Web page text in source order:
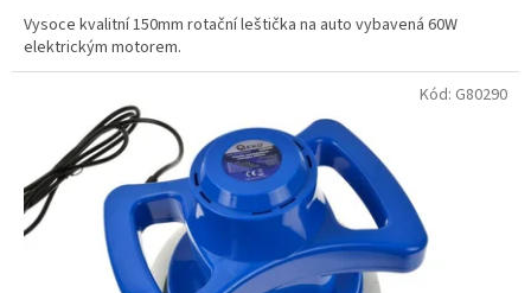
Vysoce kvalitní 150mm rotační leštička na auto vybavená 60W
elektrickým motorem.
Kód: G80290